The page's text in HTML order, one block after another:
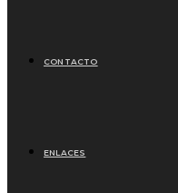
CONTACTO
ENLACES